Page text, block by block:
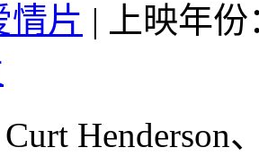
情片 |
上映年
Henderson